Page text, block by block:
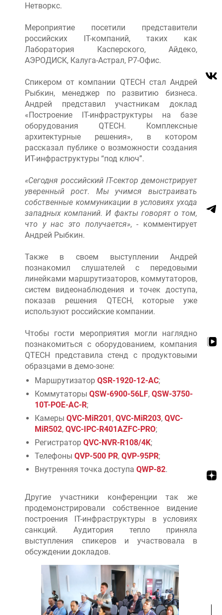
Нетворкс.
Мероприятие посетили представители
российских IT-компаний, таких как
Лаборатория Касперского, Айдеко,
АЭРОДИСК, Калуга-Астрал, P7-Офис.
Спикером от компании QTECH стал Андрей
Рыбкин, менеджер по развитию бизнеса.
Андрей представил участникам доклад
«Построение IT-инфраструктуры на базе
оборудования QTECH. Комплексные
архитектурные решения», в котором
рассказал публике о возможности создания
ИТ-инфраструктуры “под ключ”.
«Сегодня российский IT-сектор демонстрирует
уверенный рост. Мы учимся выстраивать
собственные коммуникации в условиях ухода
западных компаний. И факты говорят о том,
что у нас это получается», - комментирует
Андрей Рыбкин.
Также в своем выступлении Андрей
познакомил слушателей с передовыми
линейками маршрутизаторов, коммутаторов,
систем видеонаблюдения и точек доступа,
показав решения QTECH, которые уже
используют российские компании.
Чтобы гости мероприятия могли наглядно
познакомиться с оборудованием, компания
QTECH представила стенд с продуктовыми
образцами в демо-зоне:
Маршрутизатор QSR-1920-12-AC;
Коммутаторы QSW-6900-56LF, QSW-3750-
10T-POE-AC-R;
Камеры QVC-MiR201, QVC-MiR203, QVC-
MiR502, QVC-IPC-R401AZFC-PRO;
Регистратор QVC-NVR-R108/4K;
Телефоны QVP-500 PR, QVP-95PR;
Внутренняя точка доступа QWP-82.
Другие участники конференции так же
продемонстрировали собственное видение
построения IT-инфраструктуры в условиях
санкций. Аудитория тепло приняла
выступления спикеров и участвовала в
обсуждении докладов.